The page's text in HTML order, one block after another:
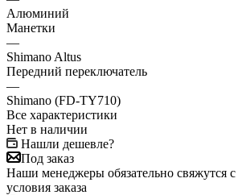
Алюминий
Манетки
—
Shimano Altus
Передний переключатель
—
Shimano (FD-TY710)
Все характеристики
Нет в наличии
Нашли дешевле?
Под заказ
Наши менеджеры обязательно свяжутся
условия заказа